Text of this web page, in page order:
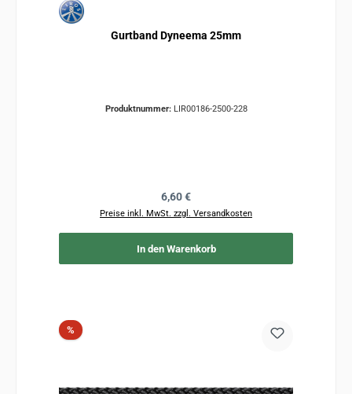
Gurtband Dyneema 25mm
Produktnummer: LIR00186-2500-228
Regulärer Preis:
6,60 €
Preise inkl. MwSt. zzgl. Versandkosten
In den Warenkorb
%Rabatt